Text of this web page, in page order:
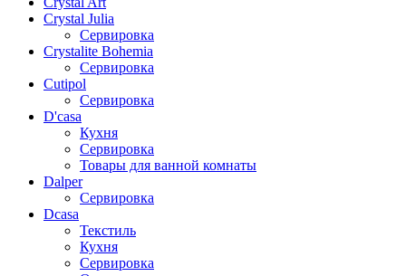
Crystal Julia
Сервировка
Crystalite Bohemia
Сервировка
Cutipol
Сервировка
D'casa
Кухня
Сервировка
Товары для ванной комнаты
Dalper
Сервировка
Dcasa
Текстиль
Кухня
Сервировка